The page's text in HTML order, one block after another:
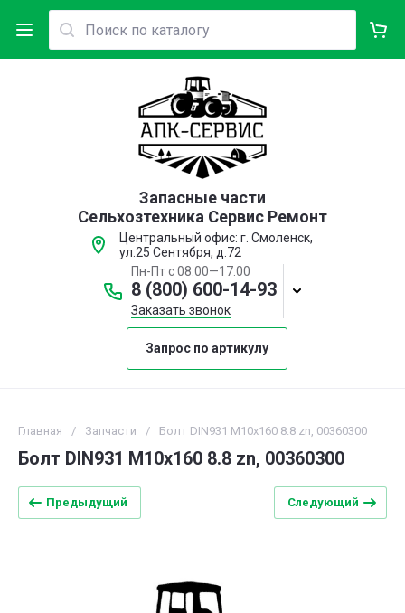
Запасные части
Сельхозтехника Сервис Ремонт
Центральный офис: г. Смоленск,
ул.25 Сентября, д.72
Пн-Пт с 08:00—17:00
8 (800) 600-14-93
Заказать звонок
Запрос по артикулу
Главная / Запчасти / Болт DIN931 M10x160 8.8 zn, 00360300
Болт DIN931 M10x160 8.8 zn, 00360300
Предыдущий Следующий